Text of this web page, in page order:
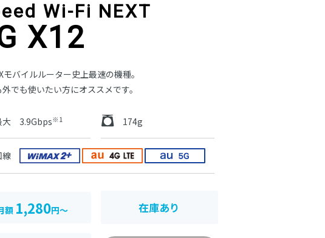
Wi-Fi NEXT
X12
モバイルルーター史上最速の機種。
でも使いたい方にオススメです。
大 3.9Gbps※1 174g
線
額 1,280円～ 在庫あり